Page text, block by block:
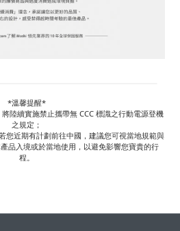
*溫馨提醒*
陸續實施禁止攜帶無 CCC 標識之行動電源登機
之規定；
您近期有計劃前往中國，建議您可視當地規範與
品入境或於當地使用，以避免影響您寶貴的行
程。